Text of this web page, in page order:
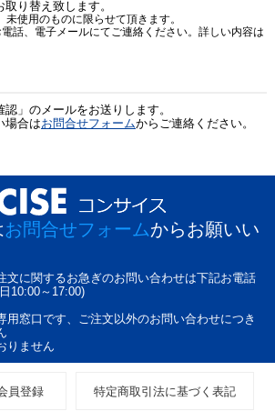
り替え致します。
使用のものに限らせて頂きます。
話、電子メールにてご連絡ください。詳しい内容は
」のメールをお送りします。
場合はお問合せフォームからご連絡ください。
お問合せフォームからお願いい
文に関するお急ぎのお問い合わせは下記お電話
10:00～17:00)
窓口です、ご注文以外のお問い合わせにつき
りません
員登録 特定商取引法に基づく表記